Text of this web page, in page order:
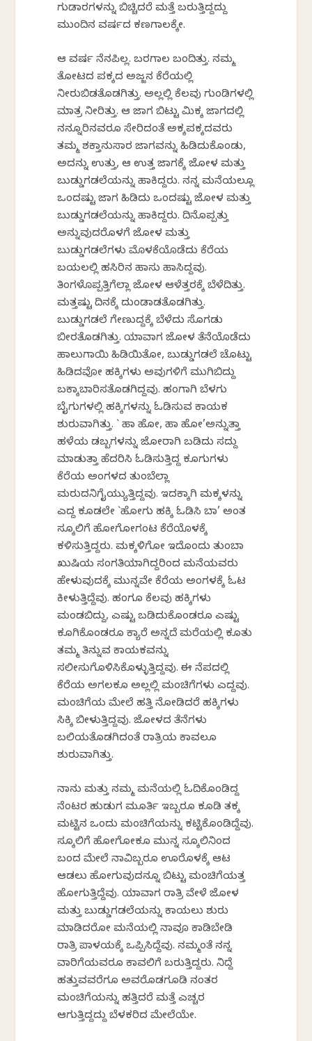
ಗುಡಾರಗಳನ್ನು ಬಿಚ್ಚಿದರೆ ಮತ್ತೆ ಬರುತ್ತಿದ್ದದ್ದು
ಮುಂದಿನ ವರ್ಷದ ಕಣಗಾಲಕ್ಕೇ.
ಆ ವರ್ಷ ನೆನಪಿಲ್ಲ. ಬರಗಾಲ ಬಂದಿತ್ತು. ನಮ್ಮ
ತೋಟದ ಪಕ್ಕದ ಅಜ್ಜನ ಕೆರೆಯಲ್ಲಿ
ನೀರುಬಿಡತೊಡಗಿತ್ತು. ಅಲ್ಲಲ್ಲಿ ಕೆಲವು ಗುಂಡಿಗಳಲ್ಲಿ
ಮಾತ್ರ ನೀರಿತ್ತು. ಆ ಜಾಗ ಬಿಟ್ಟು ಮಿಕ್ಕ ಜಾಗದಲ್ಲಿ
ನನ್ನೂರಿನವರೂ ಸೇರಿದಂತೆ ಅಕ್ಕಪಕ್ಕದವರು
ತಮ್ಮ ಶಕ್ತಾನುಸಾರ ಜಾಗವನ್ನು ಹಿಡಿದುಕೊಂಡು,
ಅದನ್ನು ಉತ್ತು, ಆ ಉತ್ತ ಜಾಗಕ್ಕೆ ಜೋಳ ಮತ್ತು
ಬುಡ್ಡುಗಡಲೆಯನ್ನು ಹಾಕಿದ್ದರು. ನನ್ನ ಮನೆಯಲ್ಲೂ
ಒಂದಷ್ಟು ಜಾಗ ಹಿಡಿದು ಒಂದಷ್ಟು ಜೋಳ ಮತ್ತು
ಬುಡ್ಡುಗಡಲೆಯನ್ನು ಹಾಕಿದ್ದರು. ದಿನೊಪ್ಪತ್ತು
ಅನ್ನುವುದರೊಳಗೆ ಜೋಳ ಮತ್ತು
ಬುಡ್ಡುಗಡಲೆಗಳು ಮೊಳಕೆಯೊಡೆದು ಕೆರೆಯ
ಬಯಲಲ್ಲಿ ಹಸಿರಿನ ಹಾಸು ಹಾಸಿದ್ದವು.
ತಿಂಗಳೊಪ್ಪತ್ತಿಗೆಲ್ಲಾ ಜೋಳ ಆಳೆತ್ತರಕ್ಕೆ ಬೆಳೆದಿತ್ತು.
ಮತ್ತಷ್ಟು ದಿನಕ್ಕೆ ದುಂಡಾಡತೊಡಗಿತ್ತು.
ಬುಡ್ಡುಗಡಲೆ ಗೇಣುದ್ದಕ್ಕೆ ಬೆಳೆದು ಸೊಗಡು
ಬೀರತೊಡಗಿತ್ತು. ಯಾವಾಗ ಜೋಳ ತೆನೆಯೊಡೆದು
ಹಾಲುಗಾಯಿ ಹಿಡಿಯಿತೋ, ಬುಡ್ಡುಗಡಲೆ ಚೊಟ್ಟು
ಹಿಡಿದವೋ ಹಕ್ಕಿಗಳು ಅವುಗಳಿಗೆ ಮುಗಿಬಿದ್ದು
ಬಕ್ಕಾಬಾರಿಸತೊಡಗಿದ್ದವು. ಹಂಗಾಗಿ ಬೆಳಗು
ಬೈಗುಗಳಲ್ಲಿ ಹಕ್ಕಿಗಳನ್ನು ಓಡಿಸುವ ಕಾಯಕ
ಶುರುವಾಗಿತ್ತು. ` ಹಾ ಹೋ, ಹಾ ಹೋ’ಅನ್ನುತ್ತಾ
ಹಳೆಯ ಡಬ್ಬಗಳನ್ನು ಜೋರಾಗಿ ಬಡಿದು ಸದ್ದು
ಮಾಡುತ್ತಾ ಹೆದರಿಸಿ ಓಡಿಸುತ್ತಿದ್ದ ಕೂಗುಗಳು
ಕೆರೆಯ ಅಂಗಳದ ತುಂಬೆಲ್ಲಾ
ಮರುದನಿಗೈಯ್ಯುತ್ತಿದ್ದವು. ಇದಕ್ಕಾಗಿ ಮಕ್ಕಳನ್ನು
ಎದ್ದ ಕೂಡಲೇ `ಹೋಗು ಹಕ್ಕಿ ಓಡಿಸಿ ಬಾ’ ಅಂತ
ಸ್ಕೂಲಿಗೆ ಹೋಗೋಗಂಟ ಕೆರೆಯೊಳಕ್ಕೆ
ಕಳಿಸುತ್ತಿದ್ದರು. ಮಕ್ಕಳಿಗೋ ಇದೊಂದು ತುಂಬಾ
ಖುಷಿಯ ಸಂಗತಿಯಾಗಿದ್ದರಿಂದ ಮನೆಯವರು
ಹೇಳುವುದಕ್ಕೆ ಮುನ್ನವೇ ಕೆರೆಯ ಅಂಗಳಕ್ಕೆ ಓಟ
ಕೀಳುತ್ತಿದ್ದೆವು. ಹಂಗೂ ಕೆಲವು ಹಕ್ಕಿಗಳು
ಮಂಡಬಿದ್ದು, ಎಷ್ಟು ಬಡಿದುಕೊಂಡರೂ ಎಷ್ಟು
ಕೂಗಿಕೊಂಡರೂ ಕ್ಯಾರೆ ಅನ್ನದೆ ಮರೆಯಲ್ಲಿ ಕೂತು
ತಮ್ಮ ತಿನ್ನುವ ಕಾಯಕವನ್ನು
ಸಲೀಸುಗೊಳಿಸಿಕೊಳ್ಳುತ್ತಿದ್ದವು. ಈ ನೆಪದಲ್ಲಿ
ಕೆರೆಯ ಅಗಲಕೂ ಅಲ್ಲಲ್ಲಿ ಮಂಚಿಗೆಗಳು ಎದ್ದವು.
ಮಂಚಿಗೆಯ ಮೇಲೆ ಹತ್ತಿ ನೋಡಿದರೆ ಹಕ್ಕಿಗಳು
ಸಿಕ್ಕಿ ಬೀಳುತ್ತಿದ್ದವು. ಜೋಳದ ತೆನೆಗಳು
ಬಲಿಯತೊಡಗಿದಂತೆ ರಾತ್ರಿಯ ಕಾವಲೂ
ಶುರುವಾಗಿತ್ತು.
ನಾನು ಮತ್ತು ನಮ್ಮ ಮನೆಯಲ್ಲಿ ಓದಿಕೊಂಡಿದ್ದ
ನೆಂಟರ ಹುಡುಗ ಮೂರ್ತಿ ಇಬ್ಬರೂ ಕೂಡಿ ತಕ್ಕ
ಮಟ್ಟಿನ ಒಂದು ಮಂಚಿಗೆಯನ್ನು ಕಟ್ಟಿಕೊಂಡಿದ್ದೆವು.
ಸ್ಕೂಲಿಗೆ ಹೋಗೋಕೂ ಮುನ್ನ ಸ್ಕೂಲಿನಿಂದ
ಬಂದ ಮೇಲೆ ನಾವಿಬ್ಬರೂ ಊರೊಳಕ್ಕೆ ಆಟ
ಆಡಲು ಹೋಗುವುದನ್ನೂ ಬಿಟ್ಟು ಮಂಚಿಗೆಯತ್ತ
ಹೋಗುತ್ತಿದ್ದೆವು. ಯಾವಾಗ ರಾತ್ರಿ ವೇಳೆ ಜೋಳ
ಮತ್ತು ಬುಡ್ಡುಗಡಲೆಯನ್ನು ಕಾಯಲು ಶುರು
ಮಾಡಿದರೋ ಮನೆಯಲ್ಲಿ ನಾವೂ ಕಾಡಿಬೇಡಿ
ರಾತ್ರಿ ಪಾಳಯಕ್ಕೆ ಒಪ್ಪಿಸಿದ್ದೆವು. ನಮ್ಮಂತೆ ನನ್ನ
ವಾರಿಗೆಯವರೂ ಕಾವಲಿಗೆ ಬರುತ್ತಿದ್ದರು. ನಿದ್ದೆ
ಹತ್ತುವವರೆಗೂ ಅವರೊಡಗೂಡಿ ನಂತರ
ಮಂಚಿಗೆಯನ್ನು ಹತ್ತಿದರೆ ಮತ್ತೆ ಎಚ್ಚರ
ಆಗುತ್ತಿದ್ದದ್ದು ಬೆಳಕರಿದ ಮೇಲೆಯೇ.